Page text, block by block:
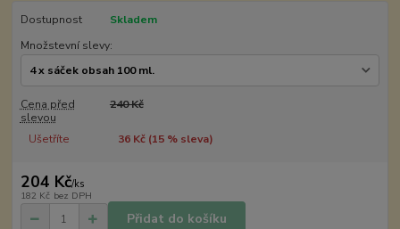
Dostupnost
Skladem
Množstevní slevy:
Cena před
slevou
240 Kč
Ušetříte 36 Kč (15% sleva)
204 Kč/ks
182 Kč bez DPH
Přidat do košíku